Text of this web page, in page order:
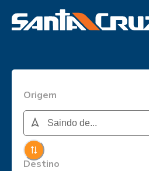
Origem
Destino